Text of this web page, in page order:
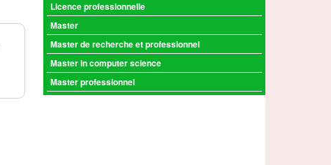
Licence professionnelle
Master
Master de recherche et professionnel
Master in computer science
Master professionnel